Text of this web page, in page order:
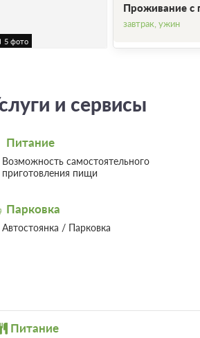
5 фото
Проживание с
завтрак, ужин
и сервисы
Питание
Возможность самостоятельного
приготовления пищи
Парковка
Автостоянка / Парковка
Питание